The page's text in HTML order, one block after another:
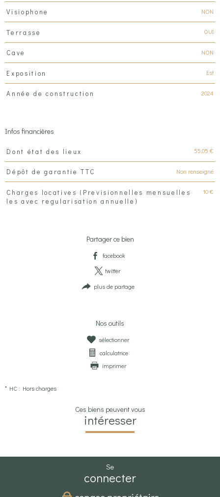
Visiophone NON
Terrasse OUI
Cave NON
Exposition Est
Année de construction 2024
Infos financières
Caractéristiques Valeurs
Dont état des lieux 55,05 €
Dépôt de garantie TTC Non renseigné
Charges locatives (Previsionnelles mensuelles
les avec regularisation annuelle)
10 €
Partager ce bien
facebook
twitter
plus de partage
Nos outils
sélectionner
calculatrice
imprimer
* HC : Hors charges
Ces biens peuvent vous
intéresser
se
connecter